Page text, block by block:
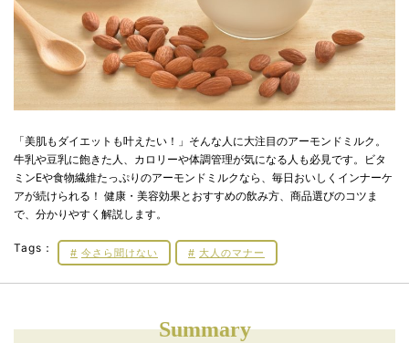
「美肌もダイエットも叶えたい！」そんな人に大注目のアーモンドミルク。
牛乳や豆乳に飽きた人、カロリーや体調管理が気になる人も必見です。ビタ
ミンEや食物繊維たっぷりのアーモンドミルクなら、毎日おいしくインナーケ
アが続けられる！ 健康・美容効果とおすすめの飲み方、商品選びのコツま
で、分かりやすく解説します。
Tags： 今さら聞けない 大人のマナー
Summary